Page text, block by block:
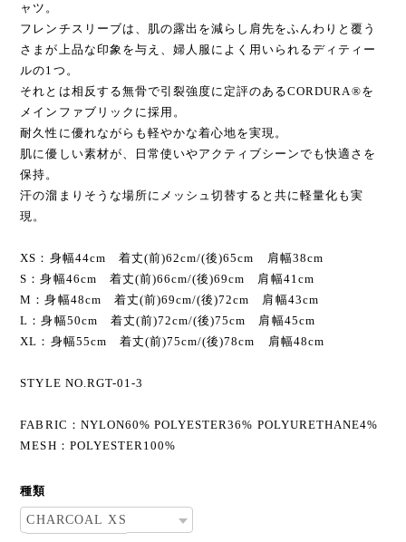
ャツ。
フレンチスリーブは、肌の露出を減らし肩先をふんわりと覆う
さまが上品な印象を与え、婦人服によく用いられるディティー
ルの1つ。
それとは相反する無骨で引裂強度に定評のあるCORDURA®を
メインファブリックに採用。
耐久性に優れながらも軽やかな着心地を実現。
肌に優しい素材が、日常使いやアクティブシーンでも快適さを
保持。
汗の溜まりそうな場所にメッシュ切替すると共に軽量化も実
現。
XS：身幅44cm 着丈(前)62cm/(後)65cm 肩幅38cm
S：身幅46cm 着丈(前)66cm/(後)69cm 肩幅41cm
M：身幅48cm 着丈(前)69cm/(後)72cm 肩幅43cm
L：身幅50cm 着丈(前)72cm/(後)75cm 肩幅45cm
XL：身幅55cm 着丈(前)75cm/(後)78cm 肩幅48cm
STYLE NO.RGT-01-3
FABRIC：NYLON60% POLYESTER36% POLYURETHANE4%
MESH：POLYESTER100%
種類